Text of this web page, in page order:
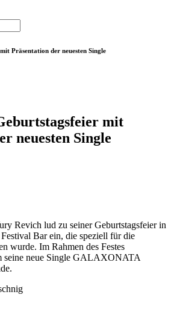
Präsentation der neuesten Single
mit
neuesten Single
Revich lud zu seiner Geburtstagsfeier in
Bar ein, die speziell für die
wurde. Im Rahmen des Festes
seine neue Single GALAXONATA